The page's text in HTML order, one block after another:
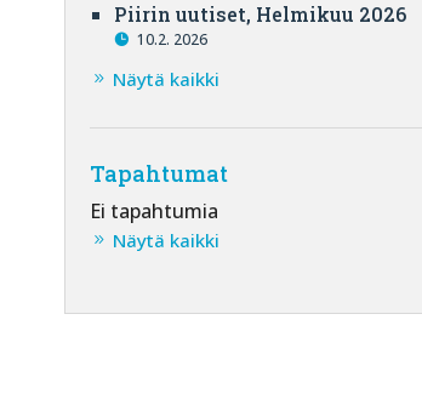
Piirin uutiset, Helmikuu 2026
10.2. 2026
Näytä kaikki
Tapahtumat
Ei tapahtumia
Näytä kaikki